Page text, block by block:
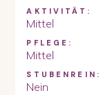
AKTIVITÄT:
Mittel
PFLEGE:
Mittel
STUBENREIN:
Nein